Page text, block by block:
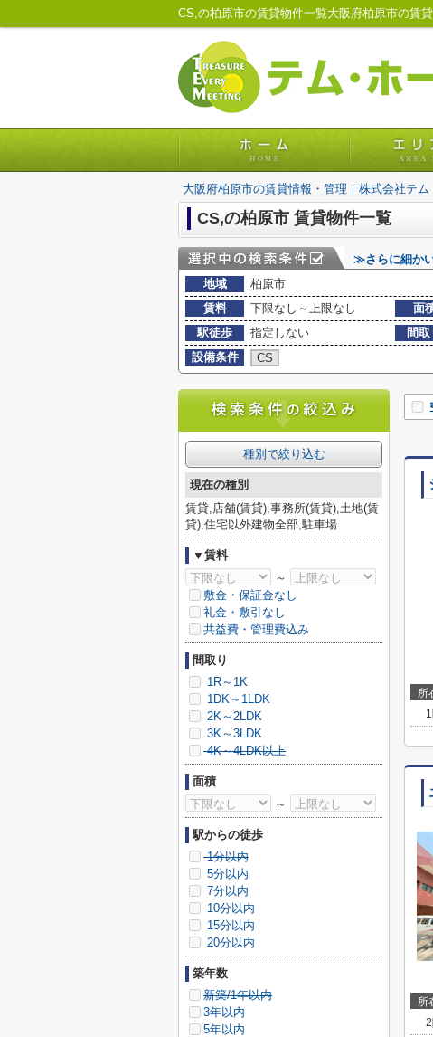
CS,の柏原市の賃貸物件一覧大阪府柏原市の賃
大阪府柏原市の賃貸情報・管理｜株式会社テム
CS,の柏原市 賃貸物件一覧
≫さらに細か
地域
柏原市
賃料
下限なし～上限なし 面
駅徒歩
指定しない 間取
設備条件
CS
所
所
種別で絞り込む
現在の種別
賃貸,店舗(賃貸),事務所(賃貸),土地(賃
貸),住宅以外建物全部,駐車場
▼賃料
～
敷金・保証金なし
礼金・敷引なし
共益費・管理費込み
間取り
1R～1K
1DK～1LDK
2K～2LDK
3K～3LDK
4K～4LDK以上
面積
～
駅からの徒歩
1分以内
5分以内
7分以内
10分以内
15分以内
20分以内
築年数
新築/1年以内
3年以内
5年以内